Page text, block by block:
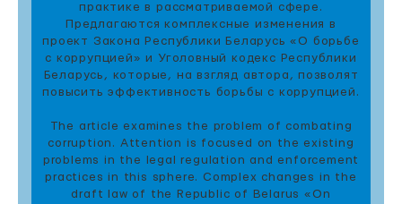
практике в рассматриваемой сфере.
Предлагаются комплексные изменения в
проект Закона Республики Беларусь «О борьбе
с коррупцией» и Уголовный кодекс Республики
Беларусь, которые, на взгляд автора, позволят
повысить эффективность борьбы с коррупцией.
The article examines the problem of combating
corruption. Attention is focused on the existing
problems in the legal regulation and enforcement
practices in this sphere. Complex changes in the
draft law of the Republic of Belarus «On